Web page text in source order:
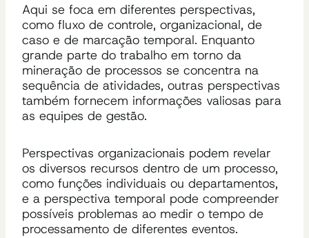
Aqui se foca em diferentes perspectivas,
como fluxo de controle, organizacional, de
caso e de marcação temporal. Enquanto
grande parte do trabalho em torno da
mineração de processos se concentra na
sequência de atividades, outras perspectivas
também fornecem informações valiosas para
as equipes de gestão.
Perspectivas organizacionais podem revelar
os diversos recursos dentro de um processo,
como funções individuais ou departamentos,
e a perspectiva temporal pode compreender
possíveis problemas ao medir o tempo de
processamento de diferentes eventos.